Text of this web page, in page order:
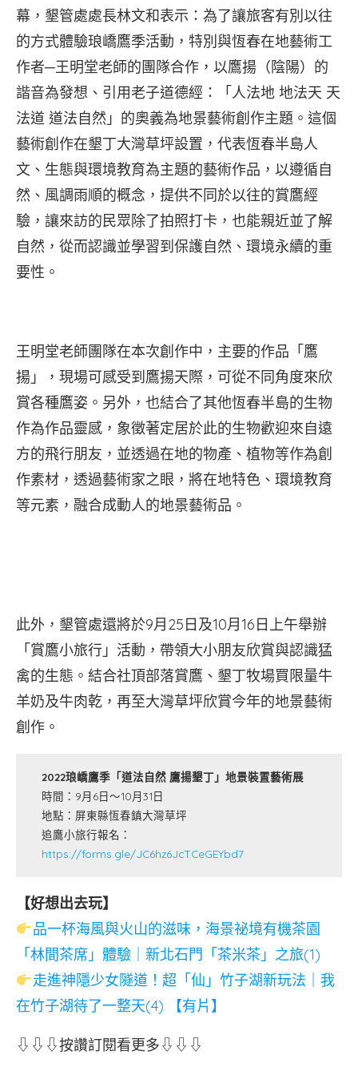
幕，墾管處處長林文和表示：為了讓旅客有別以往
的方式體驗琅嶠鷹季活動，特別與恆春在地藝術工
作者─王明堂老師的團隊合作，以鷹揚（陰陽）的
諧音為發想、引用老子道德經：「人法地 地法天 天
法道 道法自然」的奧義為地景藝術創作主題。這個
藝術創作在墾丁大灣草坪設置，代表恆春半島人
文、生態與環境教育為主題的藝術作品，以遵循自
然、風調雨順的概念，提供不同於以往的賞鷹經
驗，讓來訪的民眾除了拍照打卡，也能親近並了解
自然，從而認識並學習到保護自然、環境永續的重
要性。
王明堂老師團隊在本次創作中，主要的作品「鷹
揚」，現場可感受到鷹揚天際，可從不同角度來欣
賞各種鷹姿。另外，也結合了其他恆春半島的生物
作為作品靈感，象徵著定居於此的生物歡迎來自遠
方的飛行朋友，並透過在地的物產、植物等作為創
作素材，透過藝術家之眼，將在地特色、環境教育
等元素，融合成動人的地景藝術品。
此外，墾管處還將於9月25日及10月16日上午舉辦
「賞鷹小旅行」活動，帶領大小朋友欣賞與認識猛
禽的生態。結合社頂部落賞鷹、墾丁牧場買限量牛
羊奶及牛肉乾，再至大灣草坪欣賞今年的地景藝術
創作。
2022琅嶠鷹季「道法自然 鷹揚墾丁」地景裝置藝術展
時間：9月6日～10月31日
地點：屏東縣恆春鎮大灣草坪
追鷹小旅行報名：
https://forms.gle/JC6hz6JcTCeGEYbd7
【好想出去玩】
品一杯海風與火山的滋味，海景祕境有機茶園
「林間茶席」體驗｜新北石門「茶米茶」之旅(1)
走進神隱少女隧道！超「仙」竹子湖新玩法｜我
在竹子湖待了一整天(4) 【有片】
⇩⇩⇩按讚訂閱看更多⇩⇩⇩